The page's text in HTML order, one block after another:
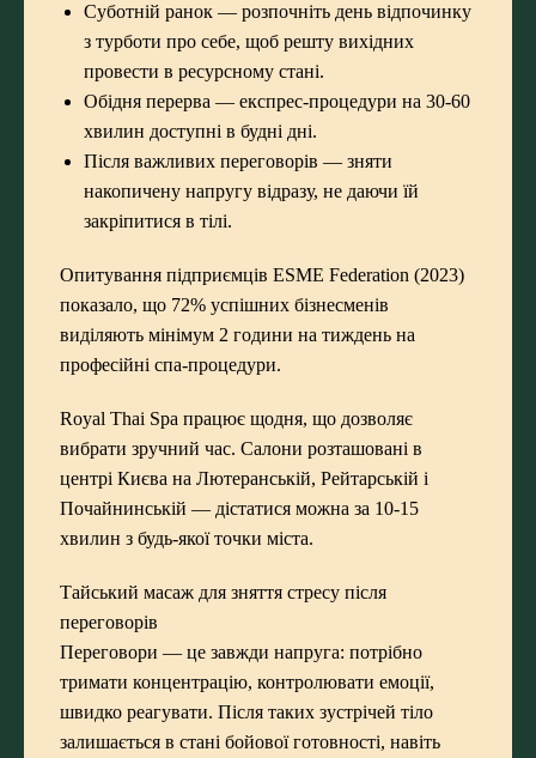
Суботній ранок — розпочніть день відпочинку
з турботи про себе, щоб решту вихідних
провести в ресурсному стані.
Обідня перерва — експрес-процедури на 30-60
хвилин доступні в будні дні.
Після важливих переговорів — зняти
накопичену напругу відразу, не даючи їй
закріпитися в тілі.
Опитування підприємців ESME Federation (2023)
показало, що 72% успішних бізнесменів
виділяють мінімум 2 години на тиждень на
професійні спа-процедури.
Royal Thai Spa працює щодня, що дозволяє
вибрати зручний час. Салони розташовані в
центрі Києва на Лютеранській, Рейтарській і
Почайнинській — дістатися можна за 10-15
хвилин з будь-якої точки міста.
Тайський масаж для зняття стресу після
переговорів
Переговори — це завжди напруга: потрібно
тримати концентрацію, контролювати емоції,
швидко реагувати. Після таких зустрічей тіло
залишається в стані бойової готовності, навіть